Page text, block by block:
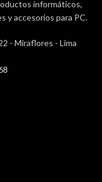
informáticos,
y accesorios para PC.
- Miraflores - Lima